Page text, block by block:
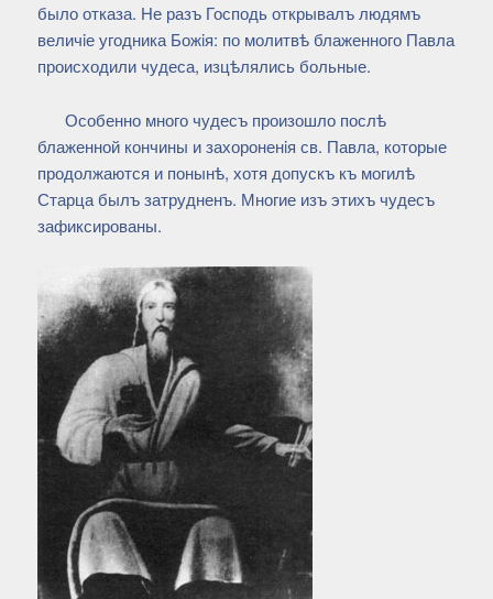
было отказа. Не разъ Господь открывалъ людямъ
величiе угодника Божiя: по молитвѣ блаженного Павла
происходили чудеса, изцѣлялись больные.
Особенно много чудесъ произошло послѣ
блаженной кончины и захороненiя св. Павла, которые
продолжаются и понынѣ, хотя допускъ къ могилѣ
Старца былъ затрудненъ. Многие изъ этихъ чудесъ
зафиксированы.